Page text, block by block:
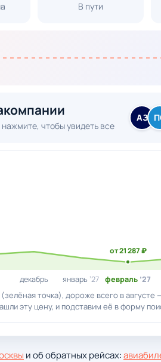
В пути
чтобы увидеть все
АЗ
от 21 287 ₽
декабрь январь ’27 февраль ’27
точка), дороже всего в августе
эту цену, и подставим её в форму
и об обратных рейсах: